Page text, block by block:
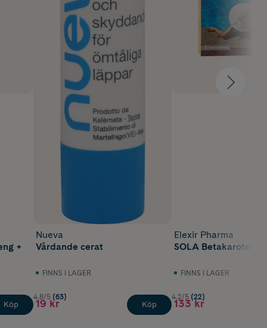
+
Köp
Nueva
Vårdande cerat
FINNS I LAGER
4.8/5 (63)
19 kr Köp
Elexir Pharma
SOLA Betakaroten
FINNS I LAGER
4.2/5 (22)
133 kr